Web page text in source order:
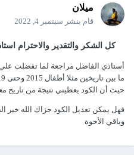
ميلان
قام بنشر سبتمبر 4, 2022
كل الشكر والتقدير والاحترام
أستاذي الفاضل مراجعة لما تفضلت
حيث أن الكود يعطيني نتيجة من تاريخ
فهل يمكن تعديل الكود جزاك الله خير
وباقي الأخوة